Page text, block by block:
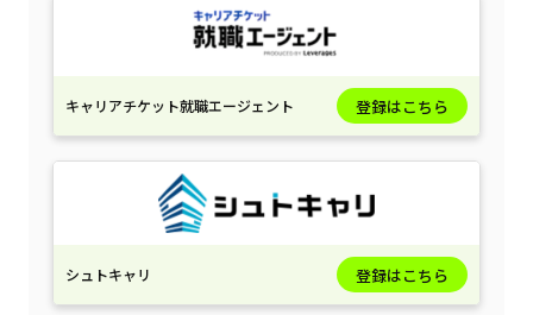
キャリアチケット就職エージェント 登録はこちら
シュトキャリ 登録はこちら